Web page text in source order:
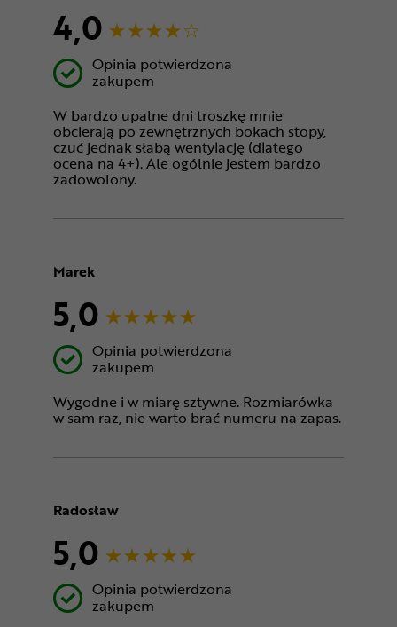
4,0
Opinia potwierdzona
zakupem
W bardzo upalne dni troszkę mnie
obcierają po zewnętrznych bokach stopy,
czuć jednak słabą wentylację (dlatego
ocena na 4+). Ale ogólnie jestem bardzo
zadowolony.
Marek
5,0
Opinia potwierdzona
zakupem
Wygodne i w miarę sztywne. Rozmiarówka
w sam raz, nie warto brać numeru na zapas.
Radosław
5,0
Opinia potwierdzona
zakupem